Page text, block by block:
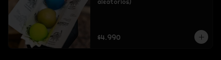
aleatorios)
$4.990